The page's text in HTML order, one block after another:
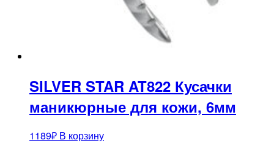
SILVER STAR AT822 Кусачки
маникюрные для кожи, 6мм
1189₽ В корзину